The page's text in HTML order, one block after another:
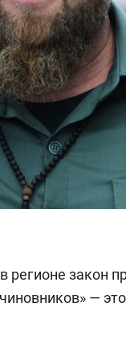
регионе закон
—